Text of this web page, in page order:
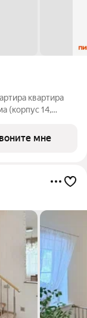
квартира
(корпус 14,
метро
мне